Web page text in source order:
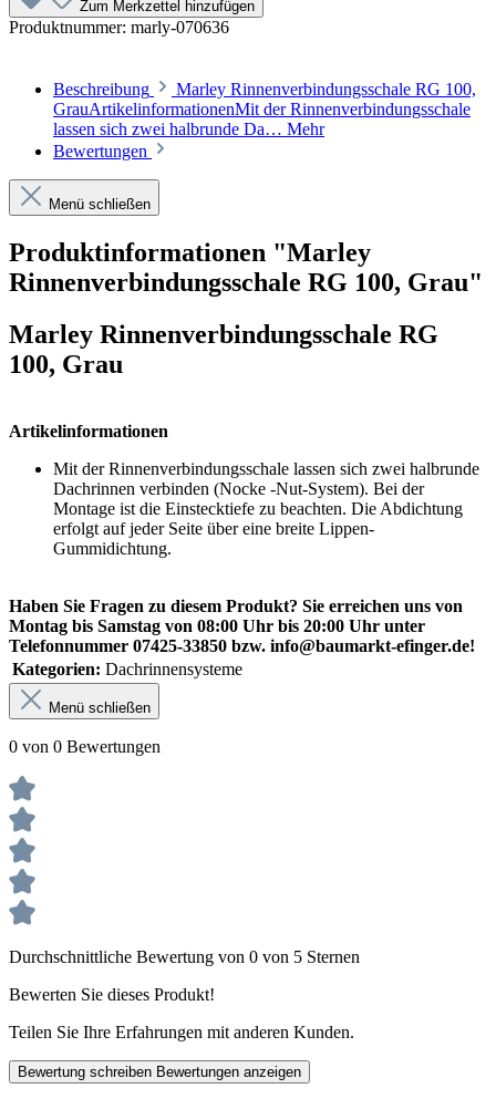
Zum Merkzettel hinzufügen
Produktnummer: marly-070636
Beschreibung
Marley Rinnenverbindungsschale RG 100,
GrauArtikelinformationenMit der Rinnenverbindungsschale
lassen sich zwei halbrunde Da… Mehr
Bewertungen
Menü schließen
Produktinformationen "Marley
Rinnenverbindungsschale RG 100, Grau"
Marley Rinnenverbindungsschale RG
100, Grau
Artikelinformationen
Mit der Rinnenverbindungsschale lassen sich zwei halbrunde
Dachrinnen verbinden (Nocke -Nut-System). Bei der
Montage ist die Einstecktiefe zu beachten. Die Abdichtung
erfolgt auf jeder Seite über eine breite Lippen-
Gummidichtung.
Haben Sie Fragen zu diesem Produkt? Sie erreichen uns von
Montag bis Samstag von 08:00 Uhr bis 20:00 Uhr unter
Telefonnummer 07425-33850 bzw. info@baumarkt-efinger.de!
Kategorien: Dachrinnensysteme
Menü schließen
0 von 0 Bewertungen
Durchschnittliche Bewertung von 0 von 5 Sternen
Bewerten Sie dieses Produkt!
Teilen Sie Ihre Erfahrungen mit anderen Kunden.
Bewertung schreiben Bewertungen anzeigen